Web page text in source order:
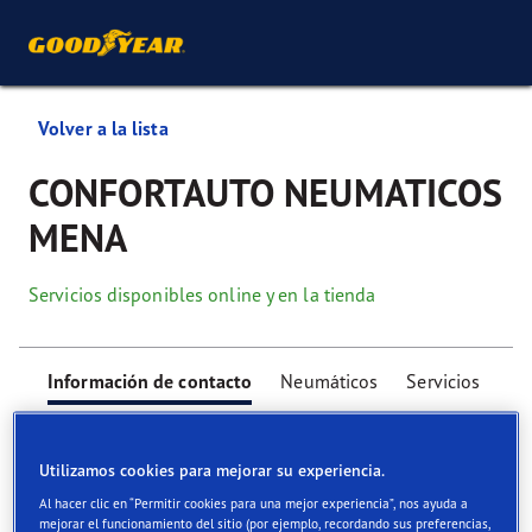
Volver a la lista
CONFORTAUTO NEUMATICOS
MENA
Servicios disponibles online y en la tienda
Información de contacto Neumáticos Servicios
Utilizamos cookies para mejorar su experiencia.
Al hacer clic en “Permitir cookies para una mejor experiencia”, nos ayuda a
mejorar el funcionamiento del sitio (por ejemplo, recordando sus preferencias,